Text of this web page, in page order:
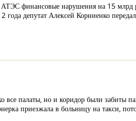
АТЭС финансовые нарушения на 15
года депутат Алексей Корниенко
палаты, но и коридор были забиты
приезжала в больницу на такси,